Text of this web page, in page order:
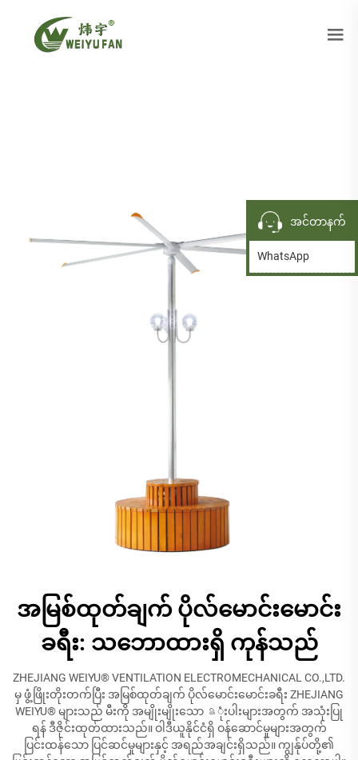
အမြစ်ထုတ်ချက် ပိုလ်မောင်းမောင်း
ခရီး: သဘောထားရှိ ကုန်သည်
ZHEJIANG WEIYU® VENTILATION ELECTROMECHANICAL CO.,LTD.
မှ ဖွံ့ဖြိုးတိုးတက်ပြီး အမြစ်ထုတ်ချက် ပိုလ်မောင်းမောင်းခရီး ZHEJIANG
WEIYU® များသည် မီးကို အမျိုးမျိုးသော ឧုံးပါးများအတွက် အသုံးပြု
ရန် ဒီဇိုင်းထုတ်ထားသည်။ ဝါဒီယူနိုင်ငံရှိ ဝန်ဆောင်မှုများအတွက်
ပြင်းထန်သော ပြင်ဆင်မှုများနှင့် အရည်အချင်းရှိသည်။ ကျွန်ုပ်တို့၏
အင်တာနက်
WhatsApp